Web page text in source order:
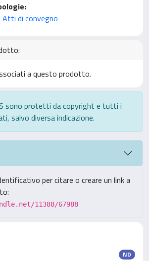
Atti di convegno
a questo prodotto.
sono protetti da copyright e tutti i
salvo diversa indicazione.
per citare o creare un link a
11388/67988
ND